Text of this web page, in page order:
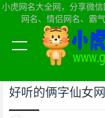
小虎网名大全网，分享微
网名、情侣网名、霸
当前位置：小虎网名大全
好听的俩字仙女